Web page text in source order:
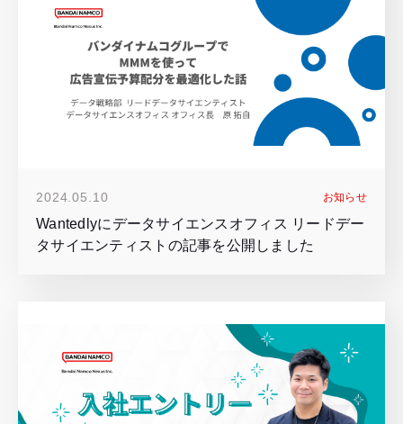
2024.05.10 お知らせ
Wantedlyにデータサイエンスオフィス リードデー
タサイエンティストの記事を公開しました